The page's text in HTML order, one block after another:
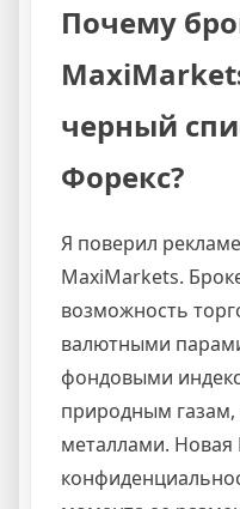
Почему
черный
Форекс?
Я поверил
MaxiMarkets.
возможность
валютными
фондовыми
природным
металлами. Новая